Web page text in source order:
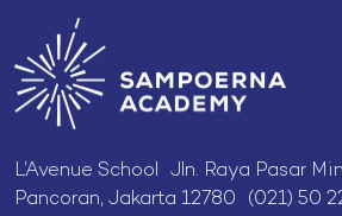
L’Avenue School Jln. Raya Pasar
Pancoran, Jakarta 12780 (021) 50